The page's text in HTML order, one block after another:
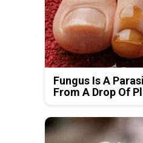
Fungus Is A
From A Drop Of